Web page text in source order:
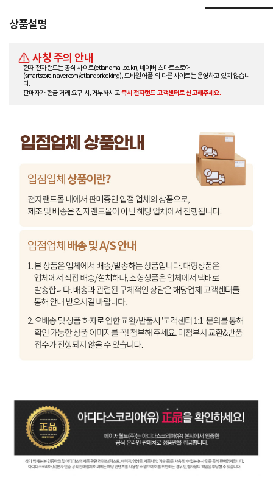
상품설명
사칭 주의 안내
현재 전자랜드는 공식 사이트(etlandmall.co.kr), 네이버 스마트스토어
(smartstore.naver.com/etlandpriceking), 모바일 어플 외 다른 사이트는 운영하고 있지 않습니
다.
판매자가 현금 거래 요구 시, 거부하시고즉시 전자랜드 고객센터로 신고해주세요.